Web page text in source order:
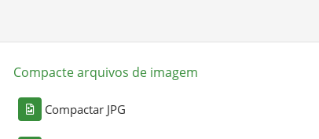
Compacte arquivos de imagem
Compactar JPG